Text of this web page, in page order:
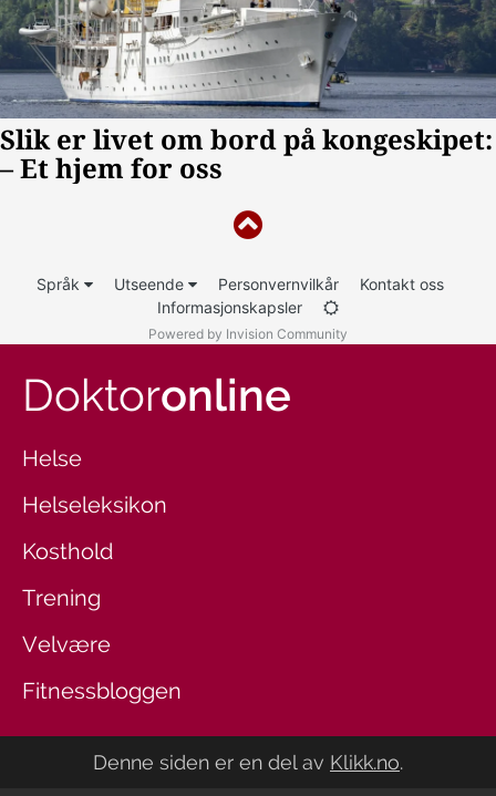
Språk Utseende Personvernvilkår
Kontakt oss
Informasjonskapsler
Powered by Invision Community
Doktoronline
Helse
Helseleksikon
Kosthold
Trening
Velvære
Fitnessbloggen
Denne siden er en del av Klikk.no.